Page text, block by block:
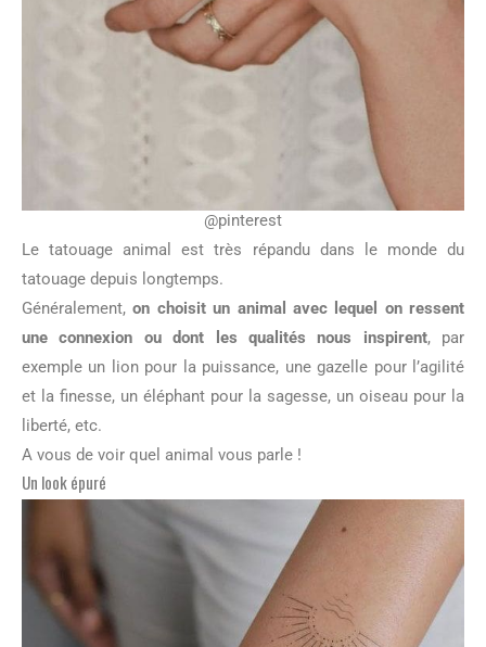
@pinterest
Le tatouage animal est très répandu dans le monde du
tatouage depuis longtemps.
Généralement, on choisit un animal avec lequel on ressent
une connexion ou dont les qualités nous inspirent, par
exemple un lion pour la puissance, une gazelle pour l’agilité
et la finesse, un éléphant pour la sagesse, un oiseau pour la
liberté, etc.
A vous de voir quel animal vous parle !
Un look épuré